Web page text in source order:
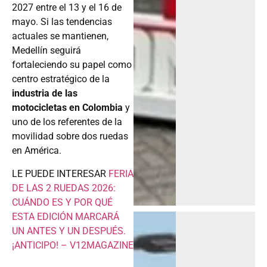
2027 entre el 13 y el 16 de
mayo. Si las tendencias
actuales se mantienen,
Medellín seguirá
fortaleciendo su papel como
centro estratégico de la
industria de las
motocicletas en Colombia y
uno de los referentes de la
movilidad sobre dos ruedas
en América.
LE PUEDE INTERESAR FERIA
DE LAS 2 RUEDAS 2026:
CUÁNDO ES Y POR QUÉ
ESTA EDICIÓN MARCARÁ
UN ANTES Y UN DESPUÉS.
¡ANTICIPO! – V12MAGAZINE